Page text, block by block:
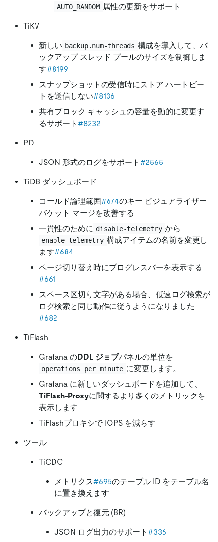
AUTO_RANDOM 属性の更新をサポート
TiKV
新しい backup.num-threads 構成を導入して、バ
ックアップ スレッド プールのサイズを制御しま
す#8199
スナップショットの受信時にストア ハートビー
トを送信しない#8136
共有ブロック キャッシュの容量を動的に変更す
るサポート #8232
PD
JSON 形式のログをサポート #2565
TiDB ダッシュボード
コールド論理範囲#674のキー ビジュアライザー
バケット マージを改善する
一貫性のために disable-telemetry から
enable-telemetry 構成アイテムの名前を変更し
ます#684
ページ切り替え時にプログレスバーを表示する
#661
スペース区切り文字がある場合、低速ログ検索が
ログ検索と同じ動作に従うようになりました
#682
TiFlash
Grafana のDDL ジョブパネルの単位を
operations per minute に変更します。
Grafana に新しいダッシュボードを追加して、
TiFlash-Proxyに関するより多くのメトリックを
表示します
TiFlashプロキシで IOPS を減らす
ツール
TiCDC
メトリクス#695のテーブル ID をテーブル名
に置き換えます
バックアップと復元 (BR)
JSON ログ出力のサポート #336